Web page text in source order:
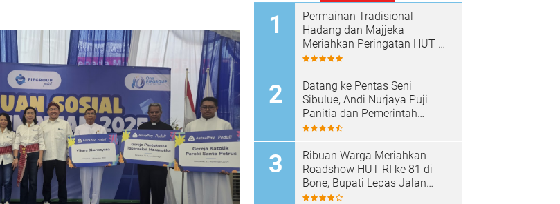
Permainan Tradisional
Hadang dan Majjeka
Meriahkan Peringatan HUT RI
di Sibulue
Datang ke Pentas Seni
Sibulue, Andi Nurjaya Puji
Panitia dan Pemerintah
Kecamatan
Ribuan Warga Meriahkan
Roadshow HUT RI ke 81 di
Bone, Bupati Lepas Jalan
Santai